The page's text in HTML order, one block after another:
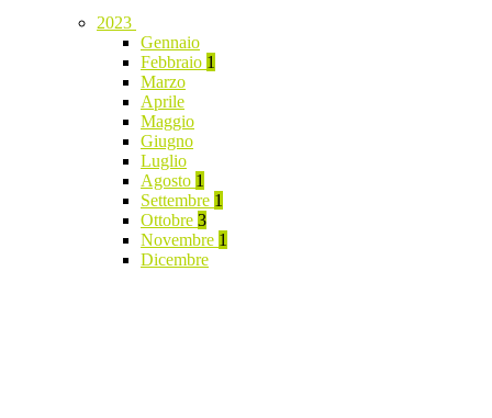
2023
Gennaio
Febbraio 1
Marzo
Aprile
Maggio
Giugno
Luglio
Agosto 1
Settembre 1
Ottobre 3
Novembre 1
Dicembre